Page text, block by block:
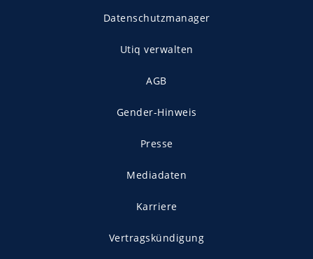
Datenschutzmanager
Utiq verwalten
AGB
Gender-Hinweis
Presse
Mediadaten
Karriere
Vertragskündigung